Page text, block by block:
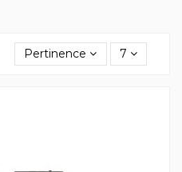
Pertinence 7